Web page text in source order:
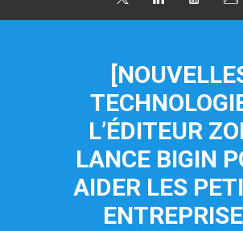
L’ÉDITEUR
LANCE BIGIN
AIDER LES